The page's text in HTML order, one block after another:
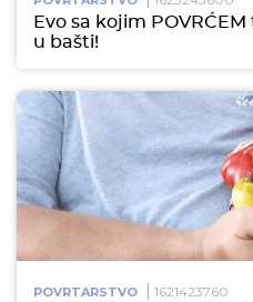
Evo sa kojim
u bašti!
POVRTARSTVO 1621423760